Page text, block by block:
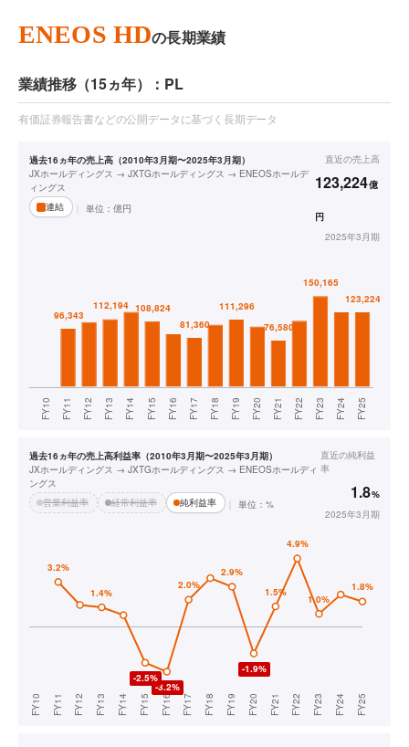
ENEOS HDの長期業績
業績推移（15ヵ年）：PL
有価証券報告書などの公開データに基づく長期データ
過去16ヵ年の売上高（2010年3月期〜2025年3月期）
JXホールディングス → JXTGホールディングス → ENEOSホールデ
ィングス
連結
単位： 億円
直近の売上高
123,224億
円
2025年3月期
過去16ヵ年の売上高利益率（2010年3月期〜2025年3月期）
JXホールディングス → JXTGホールディングス → ENEOSホールディ
ングス
営業利益率
経常利益率 純利益率 単位：%
直近の純利益
率
1.8%
2025年3月期